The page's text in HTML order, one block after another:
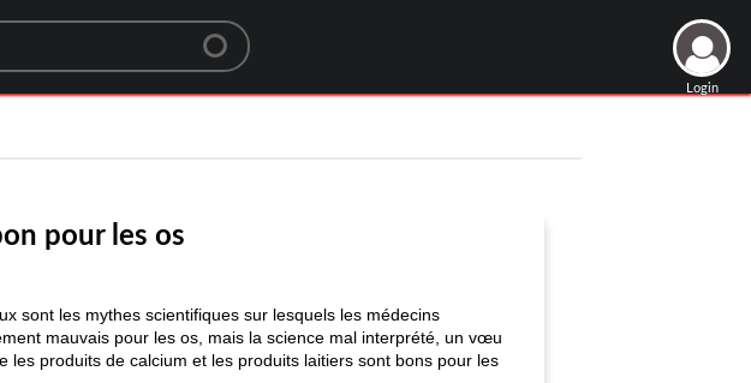
Login
pour les os
sont les mythes scientifiques sur lesquels les médecins
mauvais pour les os, mais la science mal interprété, un vœu
produits de calcium et les produits laitiers sont bons pour les